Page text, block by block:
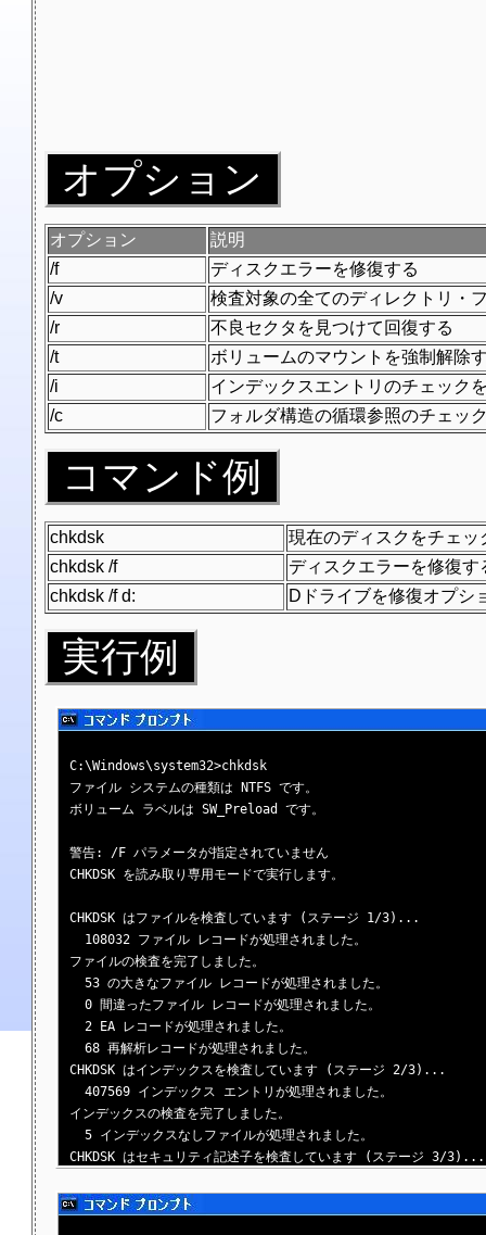
オプション
オプション
説明
/f
ディスクエラーを修復する
/v
検査対象の全てのディレクトリ・
/r
不良セクタを見つけて回復する
/t
ボリュームのマウントを強制解除
/i
インデックスエントリのチェック
/c
フォルダ構造の循環参照のチェッ
コマンド例
chkdsk
現在のディスクをチェッ
chkdsk /f
ディスクエラーを修復す
chkdsk /f d:
Dドライブを修復オプシ
実行例
C:\Windows\system32>chkdsk
ファイル システムの種類は NTFS です。
ボリューム ラベルは SW_Preload です。
警告: /F パラメータが指定されていません
CHKDSK を読み取り専用モードで実行します。
CHKDSK はファイルを検査しています (ステージ 1/3)...
  108032 ファイル レコードが処理されました。
ファイルの検査を完了しました。
  53 の大きなファイル レコードが処理されました。
  0 間違ったファイル レコードが処理されました。
  2 EA レコードが処理されました。
  68 再解析レコードが処理されました。
CHKDSK はインデックスを検査しています (ステージ 2/3)...
  407569 インデックス エントリが処理されました。
インデックスの検査を完了しました。
  5 インデックスなしファイルが処理されました。
CHKDSK はセキュリティ記述子を検査しています (ステージ 3/3)...
セキュリティ記述子の検査を完了しました。